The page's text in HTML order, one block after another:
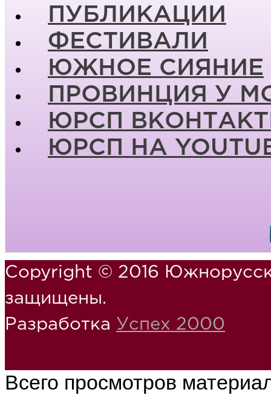
ПУБЛИКАЦИИ
ФЕСТИВАЛИ
ЮЖНОЕ СИЯНИЕ
ПРОВИНЦИЯ У
ЮРСП
ЮРСП НА
Copyright © 2016
защищены.
Разработка Успех 2000
Всего просмотров